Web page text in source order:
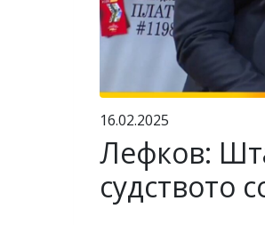
16.02.2025
Лефков:
судството